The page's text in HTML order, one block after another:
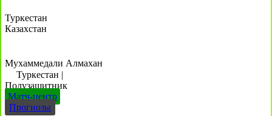
Туркестан
Казахстан
Мухаммедали Алмахан
Туркестан |
Полузащитник
Матч-центр
Прогнозы